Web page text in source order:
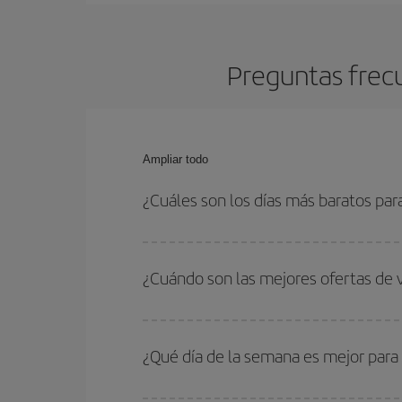
Preguntas
Ampliar todo
¿Cuáles son los días más baratos
quieres ir y en qué fechas habías pensado
para que puedas encontrar la mejor oferta.
¿Cuándo son las mejores ofertas de
periodos de vacaciones escolares son
precios encontrarás.
¿Qué día de la semana es mejor